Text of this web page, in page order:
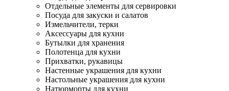
Отдельные элементы для сервировки
Посуда для закуски и салатов
Измельчители, терки
Аксессуары для кухни
Бутылки для хранения
Полотенца для кухни
Прихватки, рукавицы
Настенные украшения для кухни
Настольные украшения для кухни
Натюрморты для кухни